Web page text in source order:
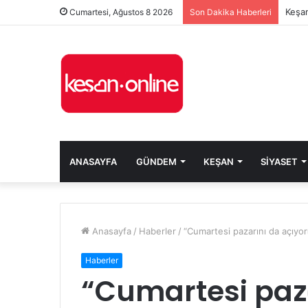
Cumartesi, Ağustos 8 2026 Son Dakika Haberleri
ANASAYFA GÜNDEM KEŞAN SIYASET
Anasayfa / Haberler / “Cumartesi pazarını da
Haberler
“Cumartesi